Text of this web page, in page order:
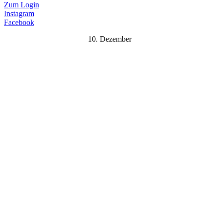
Zum Login
Instagram
Facebook
10. Dezember